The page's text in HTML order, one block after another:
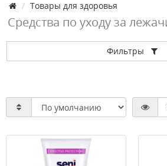
Товары для здоровья
Средства по уходу за
Фильтры